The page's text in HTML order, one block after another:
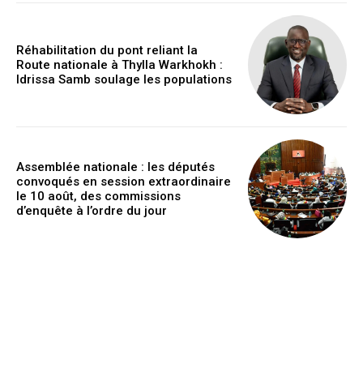
Réhabilitation du pont reliant la
Route nationale à Thylla Warkhokh :
Idrissa Samb soulage les populations
Assemblée nationale : les députés
convoqués en session extraordinaire
le 10 août, des commissions
d’enquête à l’ordre du jour